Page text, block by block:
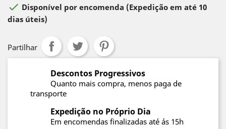
 Disponível por encomenda (Expedição em até 10
dias úteis)
Partilhar
Descontos Progressivos
Quanto mais compra, menos paga de
transporte
Expedição no Próprio Dia
Em encomendas finalizadas até ás 15h